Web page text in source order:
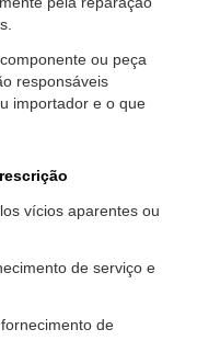
ou peça
responsáveis
importador e o que
vícios aparentes ou
de serviço e
de